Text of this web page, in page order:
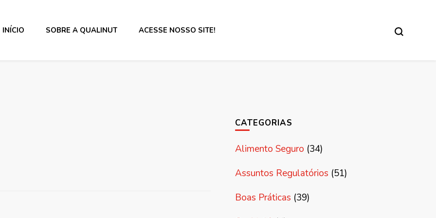
INÍCIO SOBRE A QUALINUT ACESSE NOSSO SITE!
CATEGORIAS
Alimento Seguro (34)
Assuntos Regulatórios (51)
Boas Práticas (39)